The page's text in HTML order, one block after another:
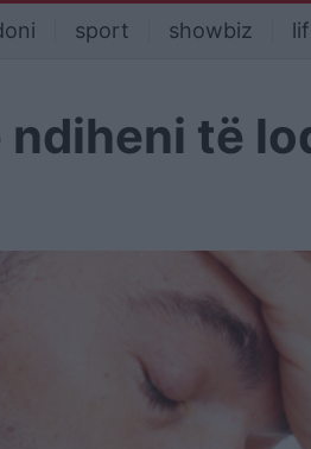
sport showbiz
të